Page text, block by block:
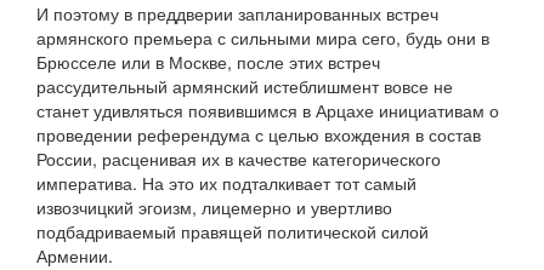
И поэтому в преддверии запланированных встреч
армянского премьера с сильными мира сего, будь они в
Брюсселе или в Москве, после этих встреч
рассудительный армянский истеблишмент вовсе не
станет удивляться появившимся в Арцахе инициативам о
проведении референдума с целью вхождения в состав
России, расценивая их в качестве категорического
императива. На это их подталкивает тот самый
извозчицкий эгоизм, лицемерно и увертливо
подбадриваемый правящей политической силой
Армении.